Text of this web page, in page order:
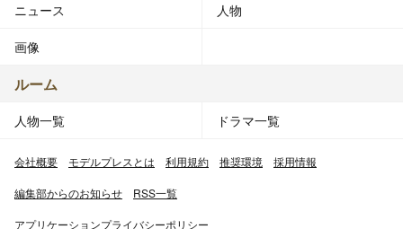
ニュース 人物
画像
ルーム
人物一覧 ドラマ一覧
会社概要 モデルプレスとは 利用規約 推奨環境 採用情報
編集部からのお知らせ RSS一覧
アプリケーションプライバシーポリシー